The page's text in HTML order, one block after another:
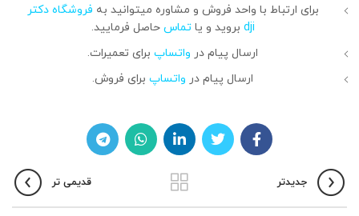
برای ارتباط با واحد فروش و مشاوره میتوانید به فروشگاه دکتر
dji بروید و یاتماس حاصل فرمایید.
ارسال پیام در واتساپ برای تعمیرات.
ارسال پیام در واتساپ برای فروش.
جدیدتر قدیمی تر